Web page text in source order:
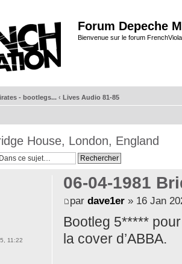
Forum Depeche
Bienvenue sur le forum
- bootlegs... ‹ Lives Audio 81-85
House, London, England
06-04-1981
par dave1er» 16 Jan
Bootleg 5*****
la cover d’ABBA.
11:22